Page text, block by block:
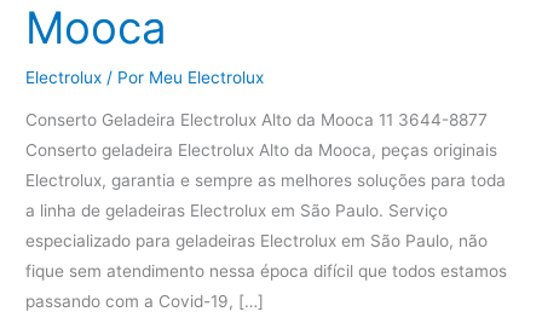
Mooca
Electrolux / Por Meu Electrolux
Conserto Geladeira Electrolux Alto da Mooca 11 3644-8877
Conserto geladeira Electrolux Alto da Mooca, peças originais
Electrolux, garantia e sempre as melhores soluções para toda
a linha de geladeiras Electrolux em São Paulo. Serviço
especializado para geladeiras Electrolux em São Paulo, não
fique sem atendimento nessa época difícil que todos estamos
passando com a Covid-19, […]